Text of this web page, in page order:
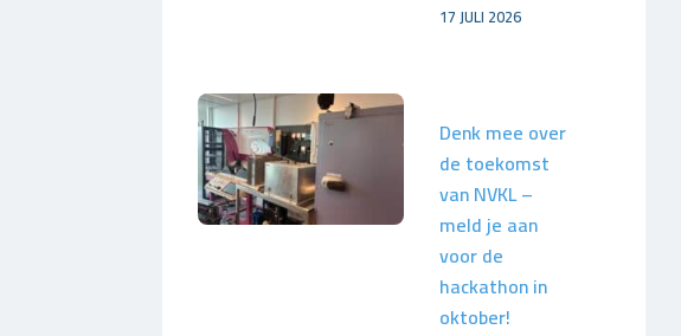
17 JULI 2026
Denk mee over
de toekomst
van NVKL –
meld je aan
voor de
hackathon in
oktober!